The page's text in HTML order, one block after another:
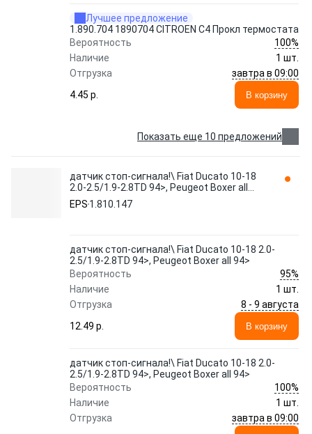
Лучшее предложение
1.890.704 1890704 CITROEN C4 Прокл термостата
Вероятность
100%
Наличие
1 шт.
Отгрузка
завтра в 09:00
4.45 p.
В корзину
Показать еще 10 предложений
датчик стоп-сигнала!\ Fiat Ducato 10-18
2.0-2.5/1.9-2.8TD 94>, Peugeot Boxer all
94> 1.810.147 EPS
EPS 1.810.147
датчик стоп-сигнала!\ Fiat Ducato 10-18 2.0-
2.5/1.9-2.8TD 94>, Peugeot Boxer all 94>
Вероятность
95%
Наличие
1 шт.
Отгрузка
8 - 9 августа
12.49 p.
В корзину
датчик стоп-сигнала!\ Fiat Ducato 10-18 2.0-
2.5/1.9-2.8TD 94>, Peugeot Boxer all 94>
Вероятность
100%
Наличие
1 шт.
Отгрузка
завтра в 09:00